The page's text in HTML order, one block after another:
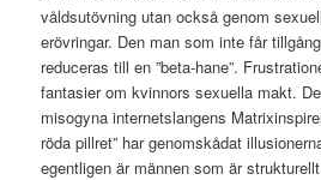
våldsutövning utan också genom
erövringar. Den man som inte får
reduceras till en ”beta-hane”.
fantasier om kvinnors sexuella makt.
misogyna internetslangens
röda pillret” har genomskådat
egentligen är männen som är